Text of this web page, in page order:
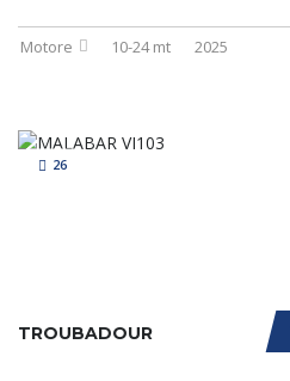
Motore 10-24 mt 2025
26
TROUBADOUR